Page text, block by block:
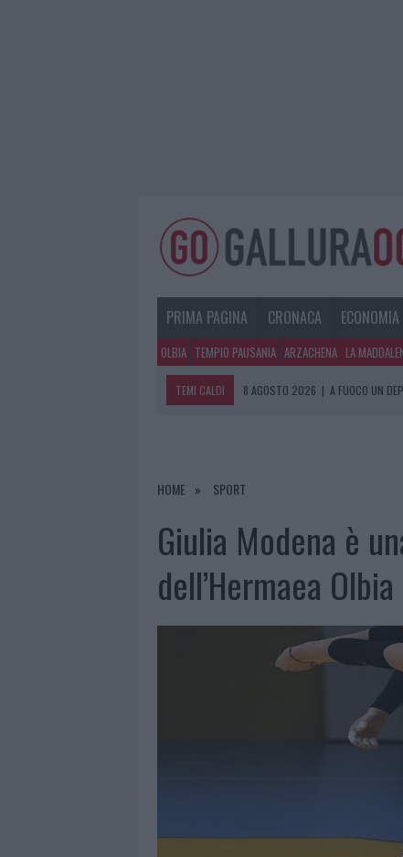
PRIMA PAGINA CRONACA ECONOMIA
OLBIA TEMPIO PAUSANIA ARZACHENA LA
TEMI CALDI 8 AGOSTO 2026 | A FUOCO UN
7 AGOSTO 2026
HOME SPORT
Giulia Modena è
dell’Hermaea Olbia